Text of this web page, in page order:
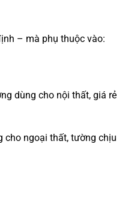
– mà phụ thuộc vào:
dùng cho nội thất, giá rẻ
cho ngoại thất, tường chịu